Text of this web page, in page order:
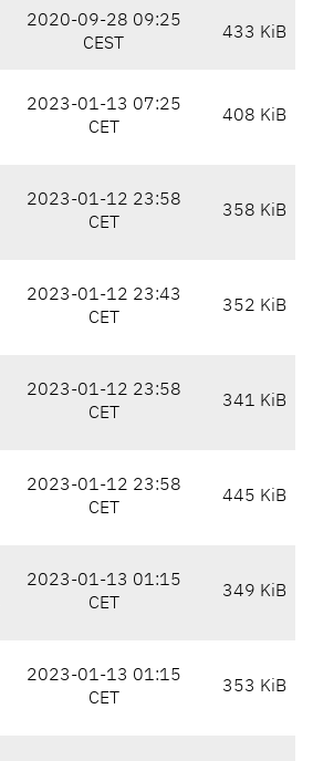
2020-09-28 09:25
CEST
433 KiB
2023-01-13 07:25
CET
408 KiB
2023-01-12 23:58
CET
358 KiB
2023-01-12 23:43
CET
352 KiB
2023-01-12 23:58
CET
341 KiB
2023-01-12 23:58
CET
445 KiB
2023-01-13 01:15
CET
349 KiB
2023-01-13 01:15
CET
353 KiB